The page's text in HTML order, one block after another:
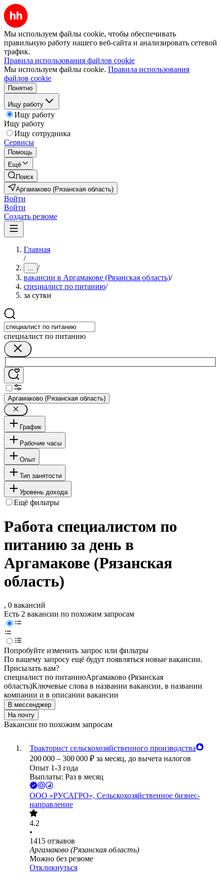
Мы используем файлы cookie, чтобы обеспечивать
правильную работу нашего веб-сайта и анализировать сетевой
трафик.
Правила использования файлов cookie
Мы используем файлы cookie. Правила использования
файлов cookie
Понятно
Ищу работу
Ищу работу
Ищу работу
Ищу сотрудника
Сервисы
Помощь
Ещё
Поиск
Аргамаково (Рязанская область)
Войти
Войти
Создать резюме
Главная
/
... /
вакансии в Аргамакове (Рязанская область)/
специалист по питанию/
за сутки
специалист по питанию
Аргамаково (Рязанская область)
График
Рабочие часы
Опыт
Тип занятости
Уровень дохода
Ещё фильтры
Работа специалистом по
питанию за день в
Аргамакове (Рязанская
область)
, 0 вакансий
Есть 2 вакансии по похожим запросам
Попробуйте изменить запрос или фильтры
По вашему запросу ещё будут появляться новые вакансии.
Присылать вам?
специалист по питаниюАргамаково (Рязанская
область)Ключевые слова в названии вакансии, в названии
компании и в описании вакансии
В мессенджер
На почту
Вакансии по похожим запросам
Тракторист сельскохозяйственного производства
200 000 – 300 000 ₽ за месяц, до вычета налогов
Опыт 1-3 года
Выплаты: Раз в месяц
ООО «РУСАГРО», Сельскохозяйственное бизнес-
направление
4.2
•
1415 отзывов
Аргамаково (Рязанская область)
Можно без резюме
Откликнуться